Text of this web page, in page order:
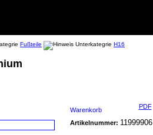
Fußteile H16
Warenkorb PDF
Artikelnummer: 11999906